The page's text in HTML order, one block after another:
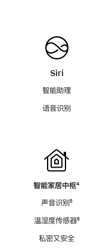
Siri
智能助理
语音识别
智能家居中枢脚
⁴
声音识别脚
⁵
温湿度传感器脚
⁶
私密又安全